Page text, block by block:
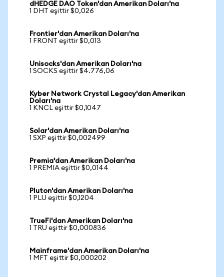
dHEDGE DAO Token'dan Amerikan Doları'na
1 DHT eşittir $0,026
Frontier'dan Amerikan Doları'na
1 FRONT eşittir $0,013
Unisocks'dan Amerikan Doları'na
1 SOCKS eşittir $4.776,06
Kyber Network Crystal Legacy'dan Amerikan
Doları'na
1 KNCL eşittir $0,1047
Solar'dan Amerikan Doları'na
1 SXP eşittir $0,002499
Premia'dan Amerikan Doları'na
1 PREMIA eşittir $0,0144
Pluton'dan Amerikan Doları'na
1 PLU eşittir $0,1204
TrueFi'dan Amerikan Doları'na
1 TRU eşittir $0,000836
Mainframe'dan Amerikan Doları'na
1 MFT eşittir $0,000202